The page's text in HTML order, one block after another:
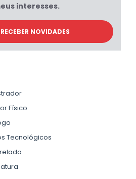
interesses.
Físico
Tecnológicos